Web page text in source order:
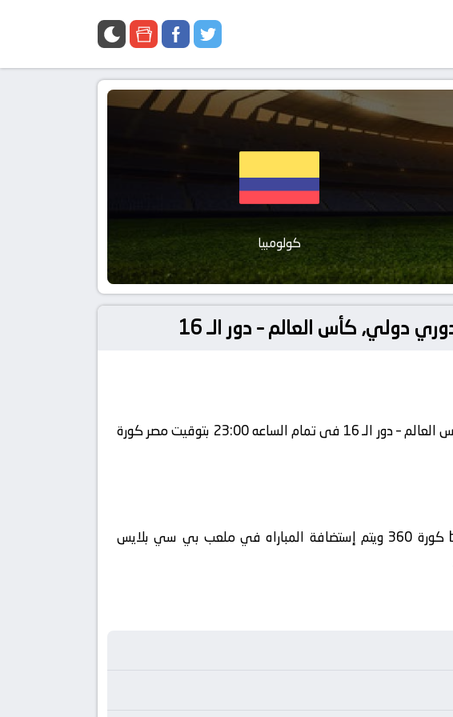
كولومبيا
يلا شوت يلتقى اليوم 2026-07-07 كلا من نادى سويسرا و نادي كولومبيا فى بطولة دولي, كأس العالم – دور الـ 16 فى تمام الساعه 23:00 بتوقيت مصر كورة
في العارضة تنقل أحداث المباراة في الوطن العربي فضائيا على قناة beIN SPORTS MAX 2 كورة 360 ويتم إستضافة المباراه في ملعب بي سي بلايس